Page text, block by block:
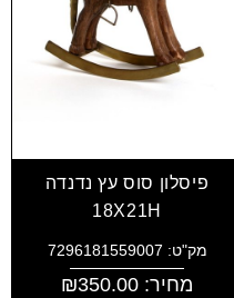
פיסלון סוס עץ נדנדה
18X21H
מק"ט: 7296181559007
מחיר: ₪350.00